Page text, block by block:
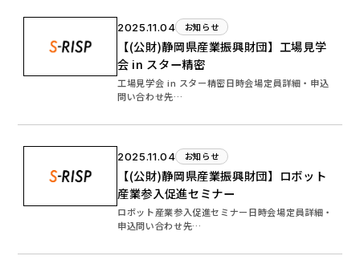
2025.11.04 お知らせ
【(公財)静岡県産業振興財団】工場見学
会 in スター精密
工場見学会 in スター精密日時会場定員詳細・申込
問い合わせ先…
2025.11.04 お知らせ
【(公財)静岡県産業振興財団】ロボット
産業参入促進セミナー
ロボット産業参入促進セミナー日時会場定員詳細・
申込問い合わせ先…